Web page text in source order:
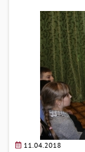
11.04.2018